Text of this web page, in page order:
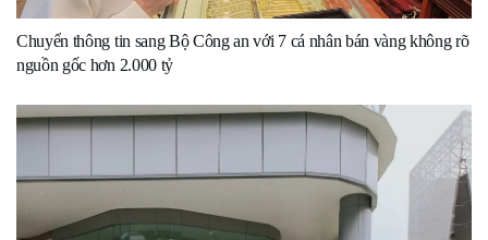
Chuyển thông tin sang Bộ Công an với 7 cá nhân bán vàng không rõ
nguồn gốc hơn 2.000 tỷ